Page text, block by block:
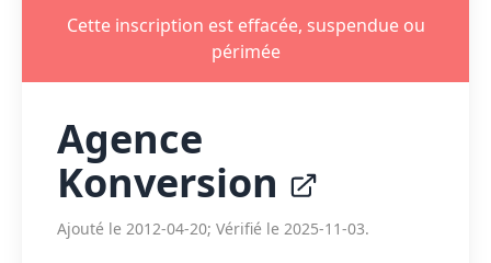
Cette inscription est effacée, suspendue ou
périmée
Agence
Konversion
Ajouté le 2012-04-20; Vérifié le 2025-11-03.